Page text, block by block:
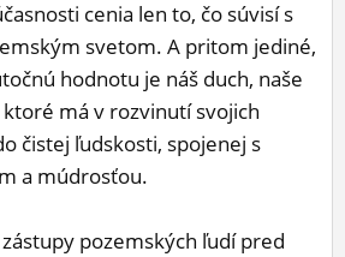
cenia len to, čo súvisí s
svetom. A pritom jediné,
hodnotu je náš duch, naše
má v rozvinutí svojich
čistej ľudskosti, spojenej s
a múdrosťou.
pozemských ľudí pred